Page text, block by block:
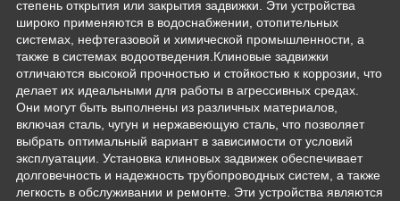
степень открытия или закрытия задвижки. Эти устройства
широко применяются в водоснабжении, отопительных
системах, нефтегазовой и химической промышленности, а
также в системах водоотведения.Клиновые задвижки
отличаются высокой прочностью и стойкостью к коррозии, что
делает их идеальными для работы в агрессивных средах.
Они могут быть выполнены из различных материалов,
включая сталь, чугун и нержавеющую сталь, что позволяет
выбрать оптимальный вариант в зависимости от условий
эксплуатации. Установка клиновых задвижек обеспечивает
долговечность и надежность трубопроводных систем, а также
легкость в обслуживании и ремонте. Эти устройства являются